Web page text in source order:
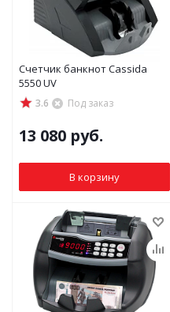
Счетчик банкнот Cassida
5550 UV
3.6 Под заказ
13 080 руб.
В корзину